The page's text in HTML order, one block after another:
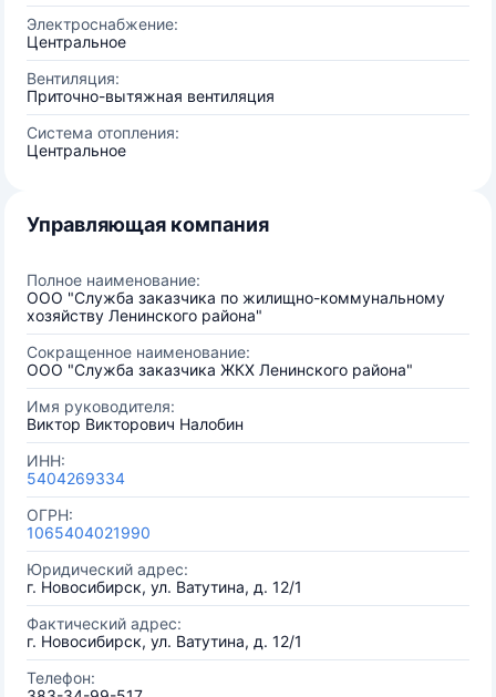
Электроснабжение:
Центральное
Вентиляция:
Приточно-вытяжная вентиляция
Система отопления:
Центральное
Управляющая компания
Полное наименование:
ООО "Служба заказчика по жилищно-коммунальному
хозяйству Ленинского района"
Сокращенное наименование:
ООО "Служба заказчика ЖКХ Ленинского района"
Имя руководителя:
Виктор Викторович Налобин
ИНН:
5404269334
ОГРН:
1065404021990
Юридический адрес:
г. Новосибирск, ул. Ватутина, д. 12/1
Фактический адрес:
г. Новосибирск, ул. Ватутина, д. 12/1
Телефон: